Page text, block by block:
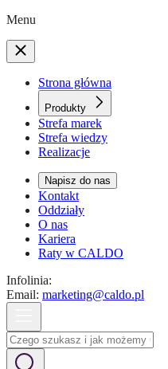
Menu
Strona główna
Produkty
Strefa marek
Strefa wiedzy
Realizacje
Napisz do nas
Kontakt
Oddziały
O nas
Kariera
Raty w CALDO
Infolinia:
Email: marketing@caldo.pl